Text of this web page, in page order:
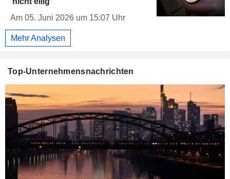
Am 05. Juni 2026 um 15:07 Uhr
Mehr Analysen
Top-Unternehmensnachrichten